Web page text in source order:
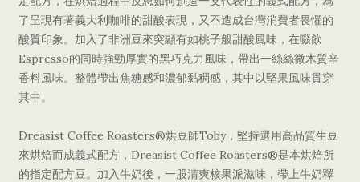
了呈現有著義大利咖啡的甜酸表現，又不造成台灣消費者畏懼的
酸質印象。加入了非洲豆來突顯有如桃子般甜酸風味，在啜飲
Espresso的同時強勁厚實的黑巧克力風味，帶出一絲絲微木質辛
香料風味。整體帶出焦糖感和濃郁黏稠感，其中以堅果風味貫穿
其中。
Dreasist Coffee Roasters®烘豆師Toby，堅持選用高品質生豆
來烘焙而成義式配方，Dreasist Coffee Roasters®是本烘焙所
的指定配方豆。加入牛奶後，一股清爽核果派滋味，帶上牛奶釋